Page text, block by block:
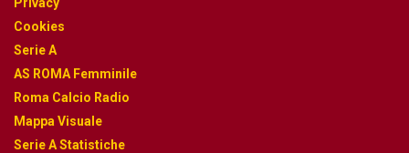
Cookies
Serie A
AS ROMA Femminile
Roma Calcio Radio
Mappa Visuale
Serie A Statistiche